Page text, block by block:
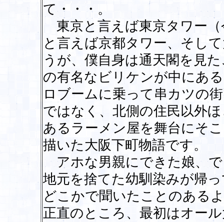
て・・・。
東京と言えば東京タワー
と言えば京都タワー、そし
うが、僕自身は通天閣を見
の有名なビリケンが中にあ
ロブームに乗って串カツの
ではなく、北側の住民以外
あるラーメン屋を舞台にそ
描いた大阪下町物語です。
アホな男親にできた娘、
地元を捨てた幼馴染みが帰
どこかで聞いたことのある
正直のところ、最初はオー